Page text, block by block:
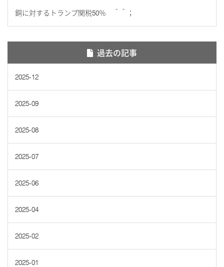
銅に対するトランプ関税50％ ＾＾；
過去の記事
2025-12
2025-09
2025-08
2025-07
2025-06
2025-04
2025-02
2025-01